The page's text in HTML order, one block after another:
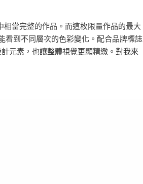
相當完整的作品。而這枚限量作品的最大
看到不同層次的色彩變化。配合品牌標誌
元素，也讓整體視覺更顯精緻。對我來